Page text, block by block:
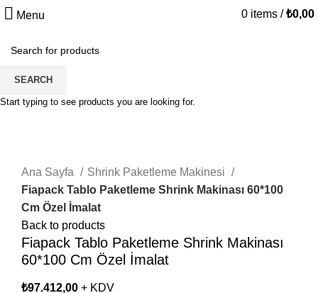
Menu 0 items / ₺0,00
Ana Sayfa
Shrink Paketleme Makinesi
Fiapack Tablo Paketleme Shrink Makinası 60*100
Cm Özel İmalat
Back to products
Fiapack Tablo Paketleme Shrink Makinası
60*100 Cm Özel İmalat
₺97.412,00 + KDV
SEARCH
Start typing to see products you are looking for.